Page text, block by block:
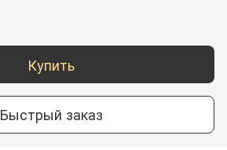
Купить
Быстрый заказ